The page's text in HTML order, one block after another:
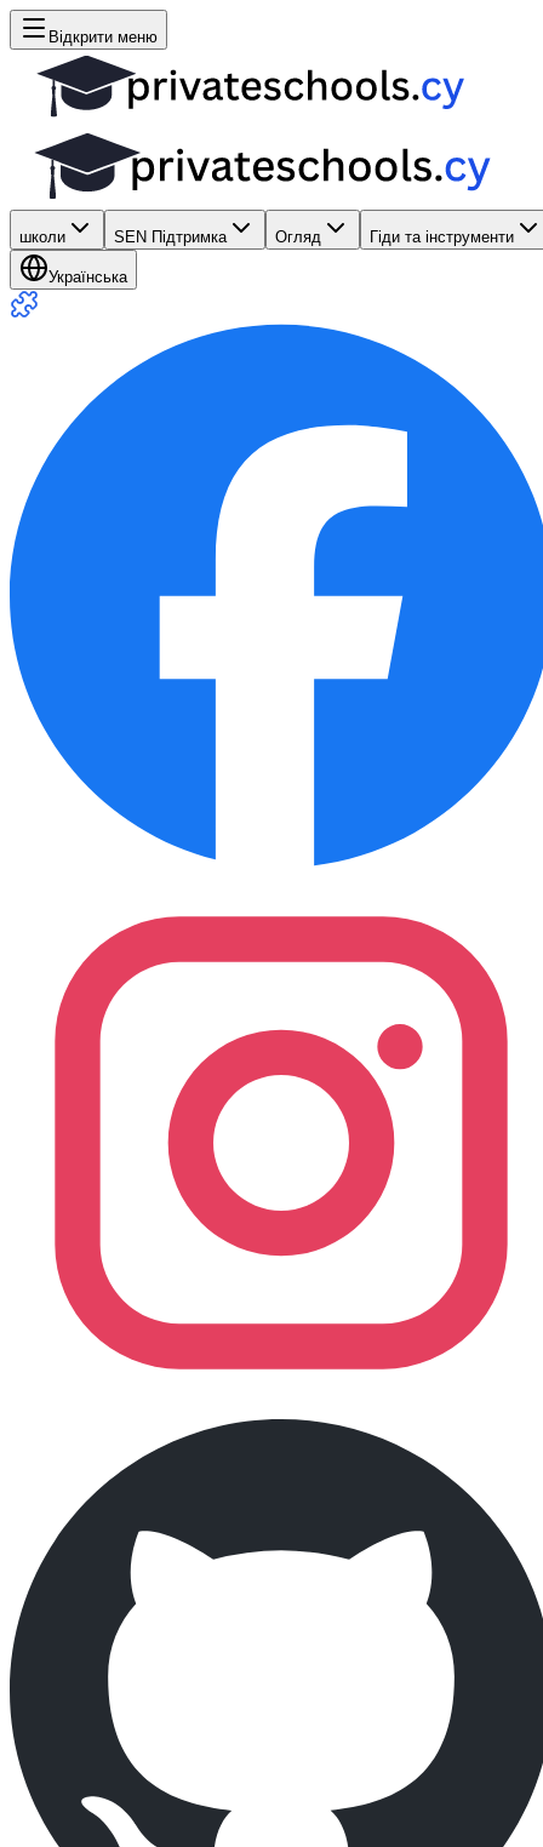
Відкрити меню
школи SEN Підтримка Огляд Гіди та інструменти
Українська